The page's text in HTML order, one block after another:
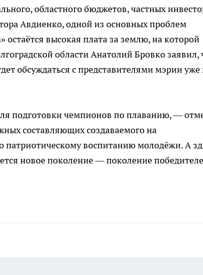
областного бюджетов, частных
Авдиенко, одной из основных проблем
остаётся высокая плата за землю, на которой
области Анатолий Бровко заявил,
обсуждаться с представителями мэрии уже
подготовки чемпионов по плаванию, —
составляющих создаваемого на
патриотическому воспитанию молодёжи. А
новое поколение — поколение